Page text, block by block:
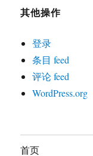
其他操作
登录
条目 feed
评论 feed
WordPress.org
首页